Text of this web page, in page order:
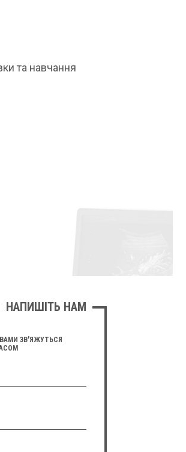
та навчання
НАПИШІТЬ НАМ
ЗВ'ЯЖУТЬСЯ